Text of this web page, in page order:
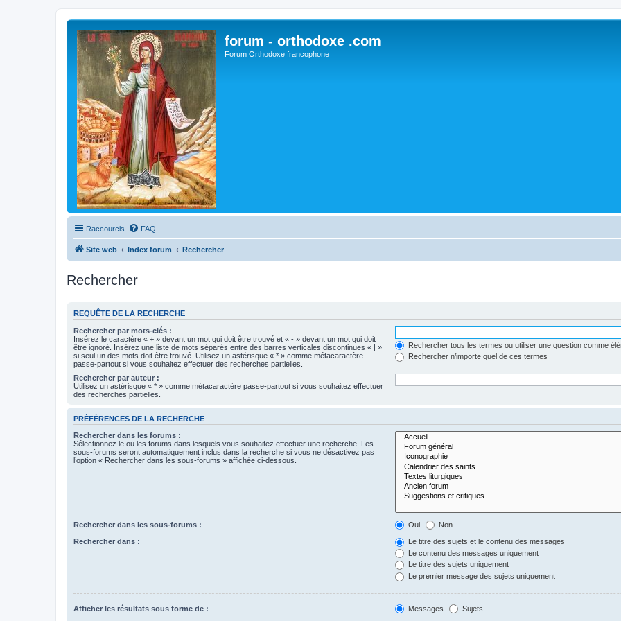
forum - orthodoxe .com
Forum Orthodoxe francophone
Raccourcis FAQ
Site web Index forum Rechercher
Rechercher
REQUÊTE DE LA RECHERCHE
Rechercher par mots-clés :
Insérez le caractère « + » devant un mot qui doit être trouvé et « - » devant un mot qui doit
être ignoré. Insérez une liste de mots séparés entre des barres verticales discontinues « | »
si seul un des mots doit être trouvé. Utilisez un astérisque « * » comme métacaractère
passe-partout si vous souhaitez effectuer des recherches partielles.
Rechercher tous les termes ou utiliser une question comme
Rechercher n’importe quel de ces termes
Rechercher par auteur :
Utilisez un astérisque « * » comme métacaractère passe-partout si vous souhaitez effectuer
des recherches partielles.
PRÉFÉRENCES DE LA RECHERCHE
Rechercher dans les forums :
Sélectionnez le ou les forums dans lesquels vous souhaitez effectuer une recherche. Les
sous-forums seront automatiquement inclus dans la recherche si vous ne désactivez pas
l’option « Rechercher dans les sous-forums » affichée ci-dessous.
Rechercher dans les sous-forums : Oui Non
Rechercher dans :
Le titre des sujets et le contenu des messages
Le contenu des messages uniquement
Le titre des sujets uniquement
Le premier message des sujets uniquement
Afficher les résultats sous forme de : Messages Sujets